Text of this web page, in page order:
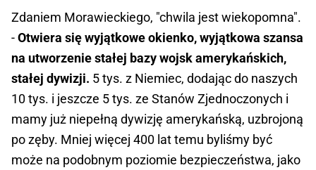
Zdaniem Morawieckiego, "chwila jest wiekopomna".
-Otwiera się wyjątkowe okienko, wyjątkowa szansa
na utworzenie stałej bazy wojsk amerykańskich,
stałej dywizji. 5 tys. z Niemiec, dodając do naszych
10 tys. i jeszcze 5 tys. ze Stanów Zjednoczonych i
mamy już niepełną dywizję amerykańską, uzbrojoną
po zęby. Mniej więcej 400 lat temu byliśmy być
może na podobnym poziomie bezpieczeństwa, jako